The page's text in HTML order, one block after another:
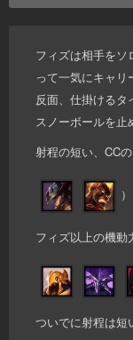
フィズは相手をソ
って一気にキャリ
反面、仕掛ける
スノーボールを止
射程の短い、CC
）
フィズ以上の機動
ついでに射程は短